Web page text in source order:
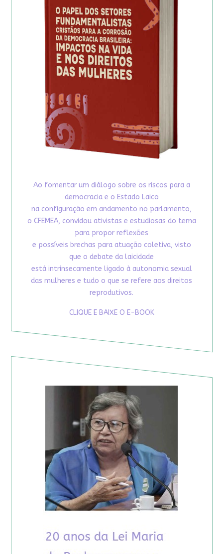
Ao fomentar um diálogo sobre os riscos para a
democracia e o Estado Laico
na configuração em andamento no parlamento,
o CFEMEA, convidou ativistas e estudiosas do tema
para propor reflexões
e possíveis brechas para atuação coletiva, visto
que o debate da laicidade
está intrinsecamente ligado à autonomia sexual
das mulheres e tudo o que se refere aos direitos
reprodutivos.
CLIQUE E BAIXE O E-BOOK